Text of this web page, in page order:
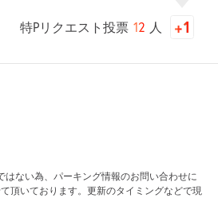
特Pリクエスト投票 12 人
ない為、パーキング情報のお問い合わせに
頂いております。更新のタイミングなどで現